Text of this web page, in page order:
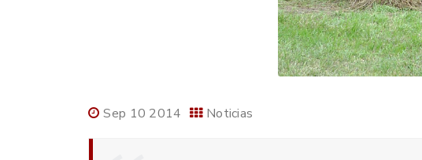
Sep 10 2014 Noticias